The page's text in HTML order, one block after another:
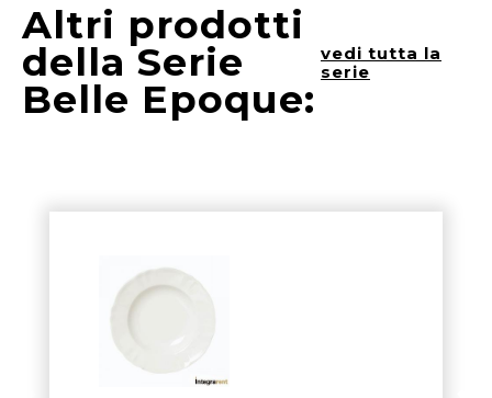
Altri prodotti
della Serie
Belle Epoque:
vedi tutta la
serie